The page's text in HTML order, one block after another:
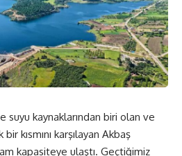
suyu kaynaklarından biri olan ve
kısmını karşılayan Akbaş
kapasiteye ulaştı. Geçtiğimiz